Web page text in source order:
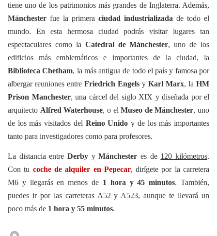
tiene uno de los patrimonios más grandes de Inglaterra. Además,
Mánchester fue la primera ciudad industrializada de todo el
mundo. En esta hermosa ciudad podrás visitar lugares tan
espectaculares como la Catedral de Mánchester, uno de los
edificios más emblemáticos e importantes de la ciudad, la
Biblioteca Chetham, la más antigua de todo el país y famosa por
albergar reuniones entre Friedrich Engels y Karl Marx, la HM
Prison Manchester, una cárcel del siglo XIX y diseñada por el
arquitecto Alfred Waterhouse, o elMuseo de Mánchester, uno
de los más visitados del Reino Unido y de los más importantes
tanto para investigadores como para profesores.
La distancia entre Derby yMánchesteres de 120 kilómetros.
Con tu coche de alquiler en Pepecar, dirígete por la carretera
M6 y llegarás en menos de 1 hora y 45 minutos. También,
puedes ir por las carreteras A52 y A523, aunque te llevará un
poco más de 1 hora y 55 minutos.